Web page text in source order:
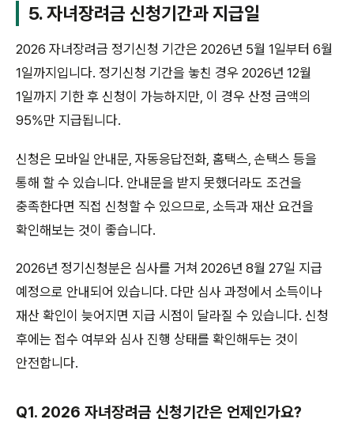
5. 자녀장려금 신청기간과 지급일
2026 자녀장려금 정기신청 기간은 2026년 5월 1일부터 6월
1일까지입니다. 정기신청 기간을 놓친 경우 2026년 12월
1일까지 기한 후 신청이 가능하지만, 이 경우 산정 금액의
95%만 지급됩니다.
신청은 모바일 안내문, 자동응답전화, 홈택스, 손택스 등을
통해 할 수 있습니다. 안내문을 받지 못했더라도 조건을
충족한다면 직접 신청할 수 있으므로, 소득과 재산 요건을
확인해보는 것이 좋습니다.
2026년 정기신청분은 심사를 거쳐 2026년 8월 27일 지급
예정으로 안내되어 있습니다. 다만 심사 과정에서 소득이나
재산 확인이 늦어지면 지급 시점이 달라질 수 있습니다. 신청
후에는 접수 여부와 심사 진행 상태를 확인해두는 것이
안전합니다.
Q1. 2026 자녀장려금 신청기간은 언제인가요?